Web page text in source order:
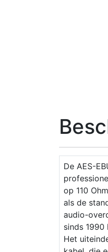
De AES-
op 110
als de
audio-
sinds 1990
Het